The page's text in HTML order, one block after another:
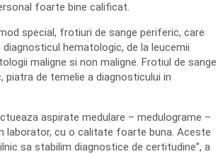
foarte bine calificat.
special, frotiuri de sange periferic, care
hematologic, de la leucemii
maligne si non maligne. Frotiul de sange
piatra de temelie a diagnosticului in
aspirate medulare – medulograme –
laborator, cu o calitate foarte buna. Aceste
sa stabilim diagnostice de certitudine”, a